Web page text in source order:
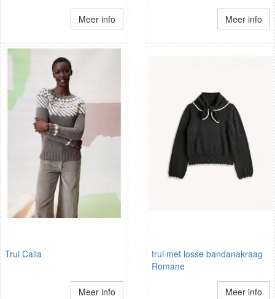
Meer info Meer info
Trui Calla
Meer info
trui met losse bandanakraag
Romane
Meer info